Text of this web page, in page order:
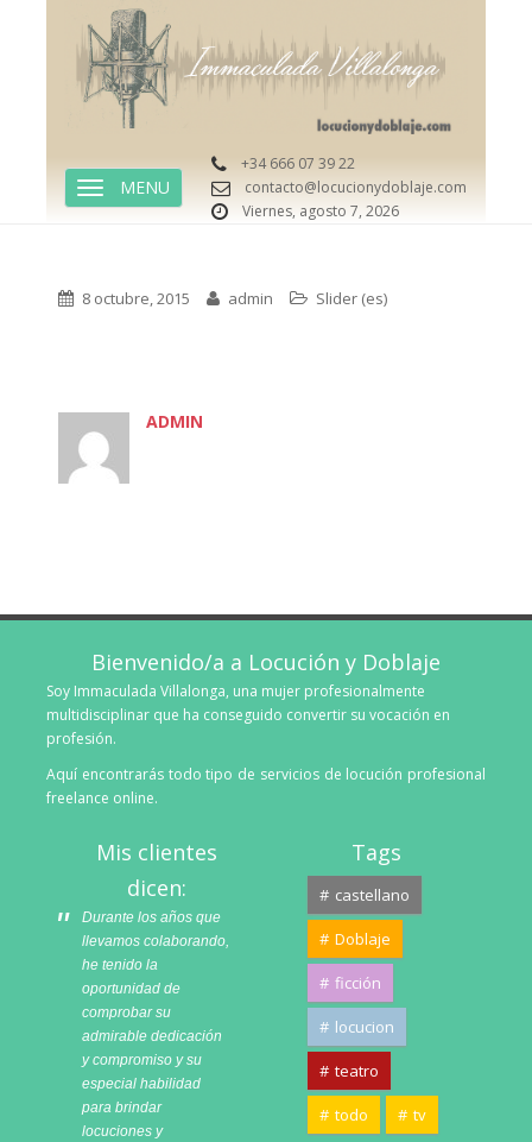
TOGGLE NAVIGATION
+34 666 07 39 22
contacto@locucionydoblaje.com
Viernes, agosto 7, 2026
8 octubre, 2015 admin Slider (es)
ADMIN
Bienvenido/a a Locución y Doblaje
Soy Immaculada Villalonga, una mujer profesionalmente
multidisciplinar que ha conseguido convertir su vocación en
profesión.
Aquí encontrarás todo tipo de servicios de locución profesional
freelance online.
Mis clientes
dicen:
Durante los años que
llevamos colaborando,
he tenido la
oportunidad de
comprobar su
admirable dedicación
y compromiso y su
especial habilidad
para brindar
locuciones y
Tags
castellano
Doblaje
ficción
locucion
teatro
todo tv